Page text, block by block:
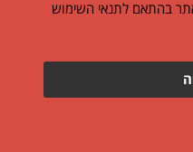
בהתאם לתנאי השימוש